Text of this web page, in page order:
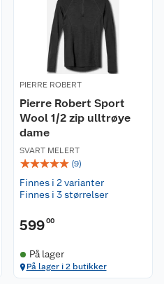
PIERRE ROBERT
Pierre Robert Sport
Wool 1/2 zip ulltrøye
dame
SVART MELERT
☆☆☆☆☆ (9)
Finnes i 2 varianter
Finnes i 3 størrelser
59900
På lager
På lager i 2 butikker